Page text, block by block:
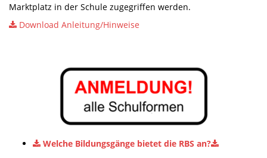
Welche Bildungsgänge bietet die RBS an?
Marktplatz in der Schule zugegriffen werden.
Download Anleitung/Hinweise